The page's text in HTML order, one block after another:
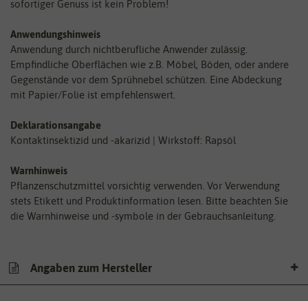
sofortiger Genuss ist kein Problem!
Anwendungshinweis
Anwendung durch nichtberufliche Anwender zulässig.
Empfindliche Oberflächen wie z.B. Möbel, Böden, oder andere
Gegenstände vor dem Sprühnebel schützen. Eine Abdeckung
mit Papier/Folie ist empfehlenswert.
Deklarationsangabe
Kontaktinsektizid und -akarizid | Wirkstoff: Rapsöl
Warnhinweis
Pflanzenschutzmittel vorsichtig verwenden. Vor Verwendung
stets Etikett und Produktinformation lesen. Bitte beachten Sie
die Warnhinweise und -symbole in der Gebrauchsanleitung.
Angaben zum Hersteller